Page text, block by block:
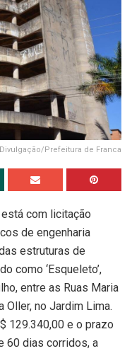
Prefeitura de Franca
com licitação
de engenharia
estruturas de
como ‘Esqueleto’,
entre as Ruas Maria
Oller, no Jardim Lima.
129.340,00 e o prazo
60 dias corridos, a